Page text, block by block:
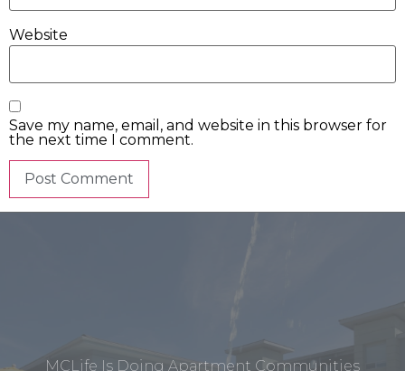
Website
Save my name, email, and website in this browser for
the next time I comment.
MCLife Is Doing Apartment Communities